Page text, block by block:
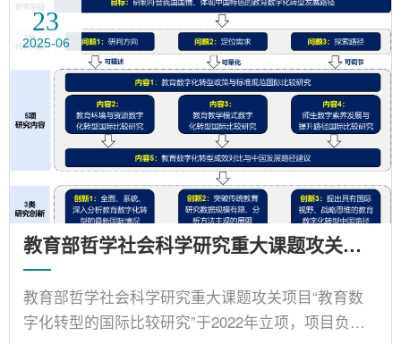
究融合几何与外观特征的高精度人体动态建模技术，
构建高精度虚拟教师形象；研究数智驱动的虚拟教师
智能交互技术，动态响应学习者个性化需求。通过突
破上述关键技术，为外交与商务场景的小语种智慧教
学提供关键支撑，......
23
2025-06
教育部哲学社会科学研究重大课题攻关项目——教育数字化转型的国际比较研究
教育部哲学社会科学研究重大课题攻关项目“教育数
字化转型的国际比较研究”于2022年立项，项目负责